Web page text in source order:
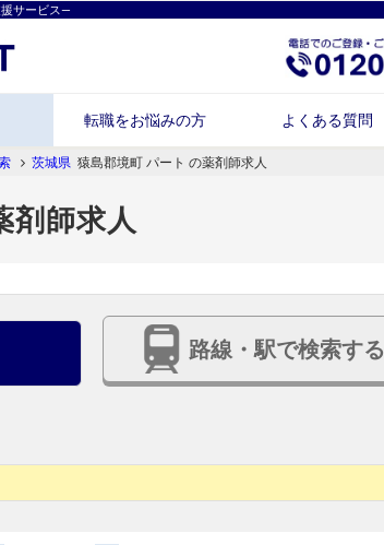
サービス―
転職をお悩みの方 よくある質問
茨城県 猿島郡境町 パート の薬剤師求人
剤師求人
路線・駅で検索する